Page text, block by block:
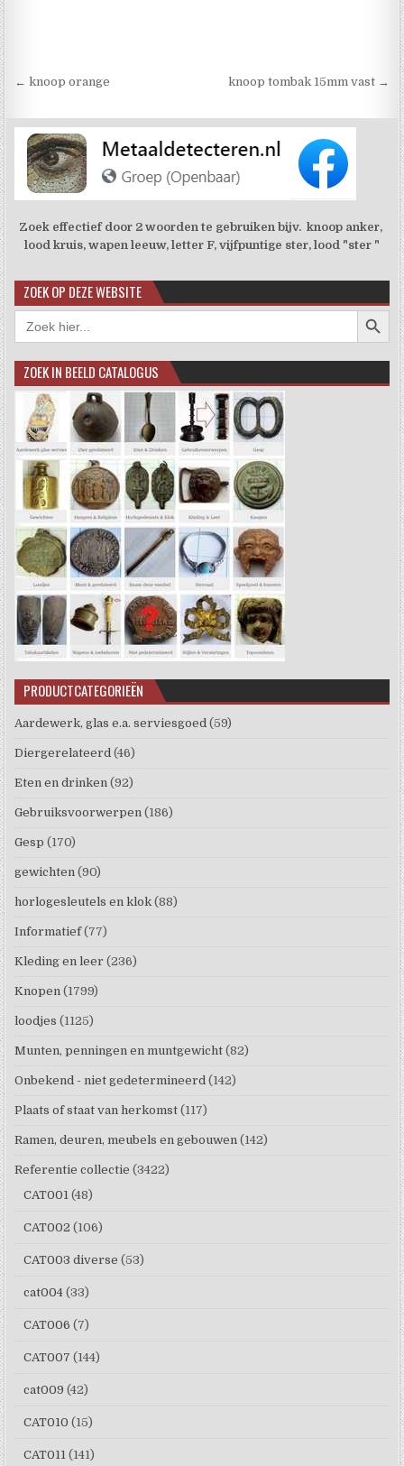
Berichtnavigatie
← knoop orange knoop tombak 15mm vast →
Zoek effectief door 2 woorden te gebruiken bijv. knoop anker,
lood kruis, wapen leeuw, letter F, vijfpuntige ster, lood "ster "
ZOEK OP DEZE WEBSITE
Zoek
naar:
ZOEK IN BEELD CATALOGUS
PRODUCTCATEGORIEËN
Aardewerk, glas e.a. serviesgoed (59)
Diergerelateerd (46)
Eten en drinken (92)
Gebruiksvoorwerpen (186)
Gesp (170)
gewichten (90)
horlogesleutels en klok (88)
Informatief (77)
Kleding en leer (236)
Knopen (1799)
loodjes (1125)
Munten, penningen en muntgewicht (82)
Onbekend - niet gedetermineerd (142)
Plaats of staat van herkomst (117)
Ramen, deuren, meubels en gebouwen (142)
Referentie collectie (3422)
CAT001 (48)
CAT002 (106)
CAT003 diverse (53)
cat004 (33)
CAT006 (7)
CAT007 (144)
cat009 (42)
CAT010 (15)
CAT011 (141)